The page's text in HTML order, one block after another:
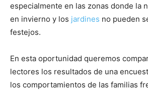
especialmente en las zonas donde la
en invierno y los jardines no pueden
festejos.
En esta oportunidad queremos
lectores los resultados de una
los comportamientos de las familias